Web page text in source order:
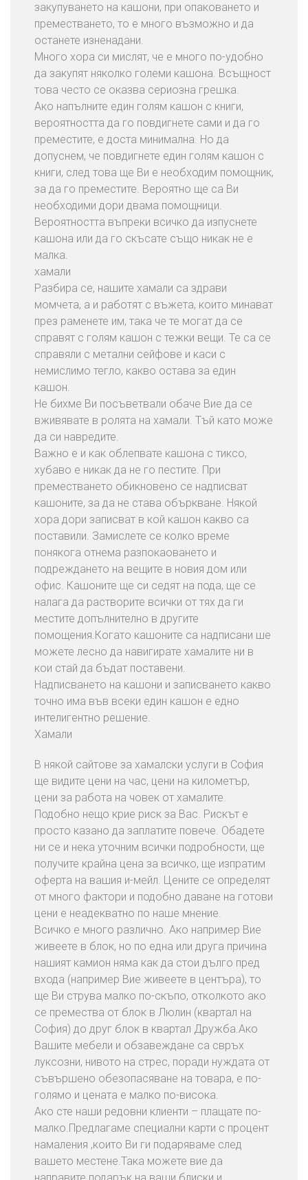
закупуването на кашони, при опаковането и
преместването, то е много възможно и да
останете изненадани.
Много хора си мислят, че е много по-удобно
да закупят няколко големи кашона. Всъщност
това често се оказва сериозна грешка.
Ако напълните един голям кашон с книги,
вероятността да го повдигнете сами и да го
преместите, е доста минимална. Но да
допуснем, че повдигнете един голям кашон с
книги, след това ще Ви е необходим помощник,
за да го преместите. Вероятно ще са Ви
необходими дори двама помощници.
Вероятността въпреки всичко да изпуснете
кашона или да го скъсате също никак не е
малка.
хамали
Разбира се, нашите хамали са здрави
момчета, а и работят с въжета, които минават
през раменете им, така че те могат да се
справят с голям кашон с тежки вещи. Те са се
справяли с метални сейфове и каси с
немислимо тегло, какво остава за един
кашон.
Не бихме Ви посъветвали обаче Вие да се
вживявате в ролята на хамали. Тъй като може
да си навредите.
Важно е и как облепвате кашона с тиксо,
хубаво е никак да не го пестите. При
преместването обикновено се надписват
кашоните, за да не става объркване. Някой
хора дори записват в кой кашон какво са
поставили. Замислете се колко време
понякога отнема разпокаоването и
подреждането на вещите в новия дом или
офис. Кашоните ще си седят на пода, ще се
налага да растворите всички от тях да ги
местите допълнително в другите
помощения.Когато кашоните са надписани ше
можете лесно да навигирате хамалите ни в
кои стай да бъдат поставени.
Надписването на кашони и записването какво
точно има във всеки един кашон е едно
интелигентно решение.
Хамали
В някой сайтове за хамалски услуги в София
ще видите цени на час, цени на километър,
цени за работа на човек от хамалите.
Подобно нещо крие риск за Вас. Рискът е
просто казано да заплатите повече. Обадете
ни се и нека уточним всички подробности, ще
получите крайна цена за всичко, ще изпратим
оферта на вашия и-мейл. Цените се определят
от много фактори и подобно даване на готови
цени е неадекватно по наше мнение.
Всичко е много различно. Ако например Вие
живеете в блок, но по една или друга причина
нашият камион няма как да стои дълго пред
входа (например Вие живеете в центъра), то
ще Ви струва малко по-скъпо, отколкото ако
се премества от блок в Люлин (квартал на
София) до друг блок в квартал Дружба.Ако
Вашите мебели и обзавеждане са свръх
луксозни, нивото на стрес, поради нуждата от
съвършено обезопасяване на товара, е по-
голямо и цената е малко по-висока.
Ако сте наши редовни клиенти – плащате по-
малко.Предлагаме специални карти с процент
намаления ,които Ви ги подаряваме след
вашето местене.Така можете вие да